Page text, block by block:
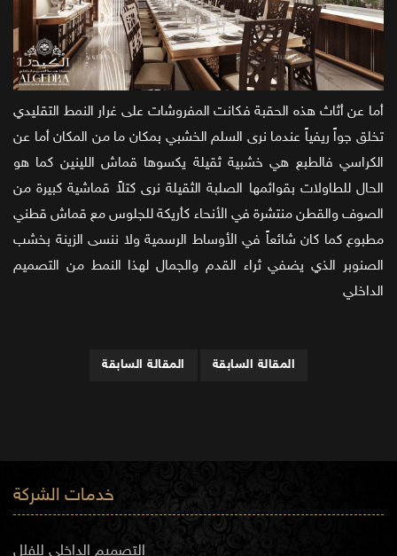
أما عن أثاث هذه الحقبة فكانت المفروشات على غرار النمط التقليدي
تخلق جواً ريفياً عندما نرى السلم الخشبي بمكان ما من المكان أما عن
الكراسي فالطبع هي خشبية ثقيلة يكسوها قماش اللينين كما هو
الحال للطاولات بقوائمها الصلبة الثقيلة نرى كتلاً قماشية كبيرة من
الصوف والقطن منتشرة في الأنحاء كأريكة للجلوس مع قماش قطني
مطبوع كما كان شائعاً في الأوساط الرسمية ولا ننسى الزينة بخشب
الصنوبر الذي يضفي ثراء القدم والجمال لهذا النمط من التصميم
الداخلي
المقالة السابقة المقالة السابقة
خدمات الشركة
التصميم الداخلي للفلل